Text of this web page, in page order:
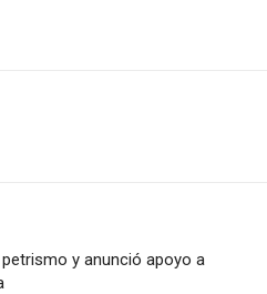
y anunció apoyo a